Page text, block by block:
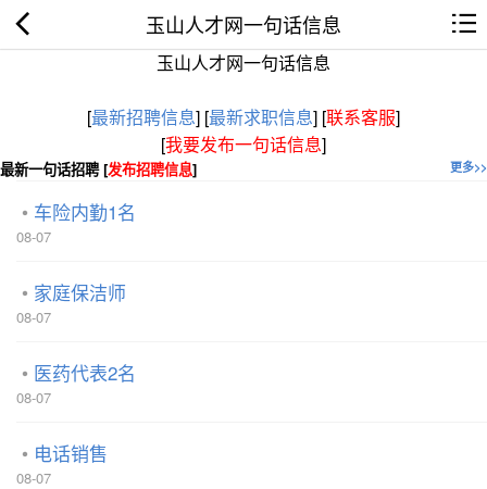
玉山人才网一句话信息
玉山人才网一句话信息
[最新招聘信息] [最新求职信息] [联系客服]
[我要发布一句话信息]
更多>>
最新一句话招聘 [发布招聘信息]
车险内勤1名
08-07
家庭保洁师
08-07
医药代表2名
08-07
电话销售
08-07